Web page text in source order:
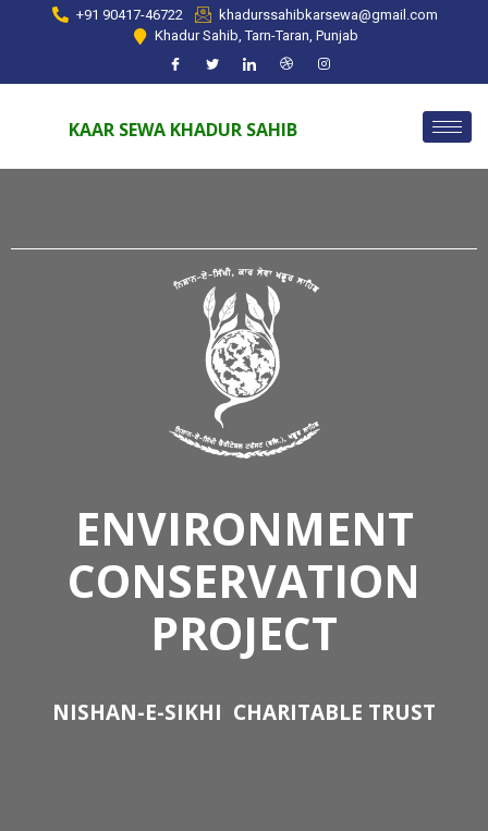
+91 90417-46722
khadurssahibkarsewa@gmail.com
Khadur Sahib, Tarn-Taran, Punjab
KAAR SEWA KHADUR SAHIB
ENVIRONMENT
CONSERVATION
PROJECT
NISHAN-E-SIKHI CHARITABLE TRUST